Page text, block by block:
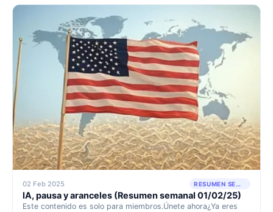
02 Feb 2025 RESUMEN SEMANAL
IA, pausa y aranceles (Resumen semanal 01/02/25)
Este contenido es solo para miembros.Únete ahora¿Ya eres